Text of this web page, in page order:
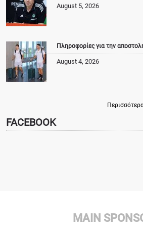
August 5, 2026
Πληροφορίες για την
August 4, 2026
FACEBOOK
MAIN